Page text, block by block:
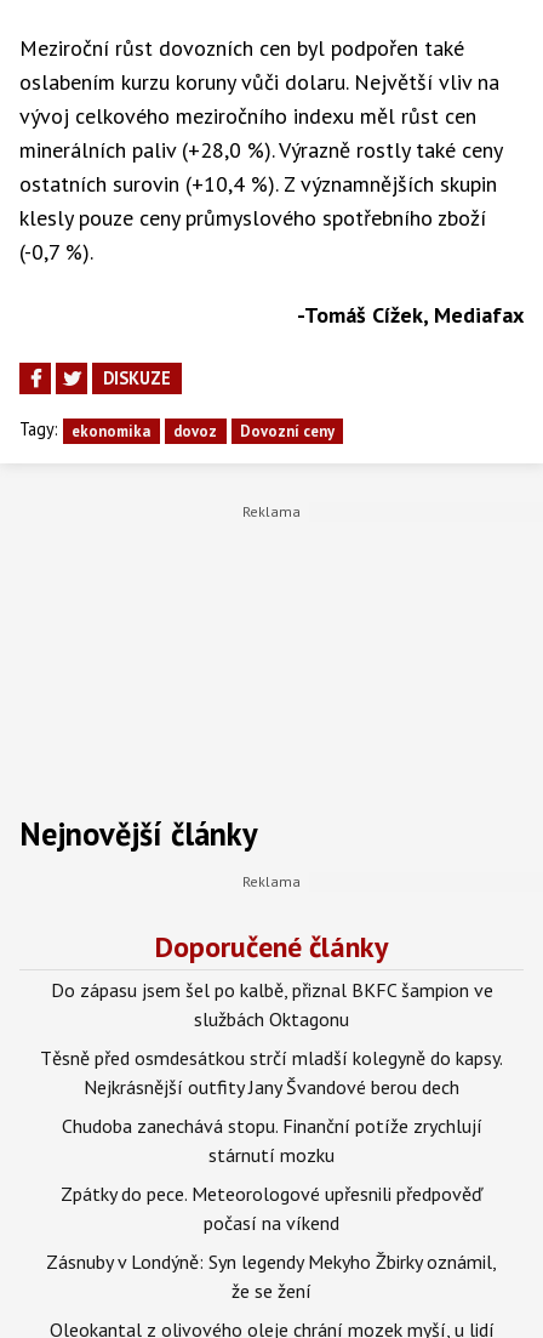
Meziroční růst dovozních cen byl podpořen také
oslabením kurzu koruny vůči dolaru. Největší vliv na
vývoj celkového meziročního indexu měl růst cen
minerálních paliv (+28,0 %). Výrazně rostly také ceny
ostatních surovin (+10,4 %). Z významnějších skupin
klesly pouze ceny průmyslového spotřebního zboží
(-0,7 %).
-Tomáš Cížek, Mediafax
DISKUZE
Tagy: ekonomika dovoz Dovozní ceny
Nejnovější články
Doporučené články
Do zápasu jsem šel po kalbě, přiznal BKFC šampion ve
službách Oktagonu
Těsně před osmdesátkou strčí mladší kolegyně do kapsy.
Nejkrásnější outfity Jany Švandové berou dech
Chudoba zanechává stopu. Finanční potíže zrychlují
stárnutí mozku
Zpátky do pece. Meteorologové upřesnili předpověď
počasí na víkend
Zásnuby v Londýně: Syn legendy Mekyho Žbirky oznámil,
že se žení
Oleokantal z olivového oleje chrání mozek myší, u lidí